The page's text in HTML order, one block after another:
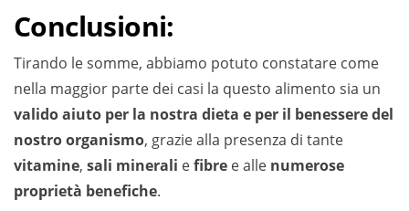
Conclusioni:
Tirando le somme, abbiamo potuto constatare come
nella maggior parte dei casi la questo alimento sia un
valido aiuto per la nostra dieta e per il benessere del
nostro organismo, grazie alla presenza di tante
vitamine, sali minerali efibre e alle numerose
proprietà benefiche.